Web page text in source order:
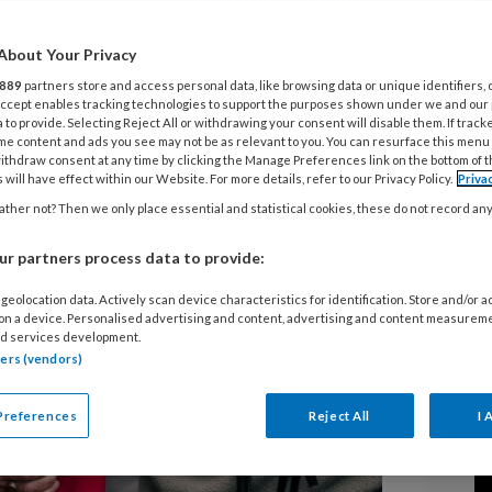
zorg
en hoe deze zorg wordt toegepast in
aandoening. Lees meer over het
nazorg.
Your Privacy
889 partners store and access personal data, like browsing data or unique identifiers,
enables tracking technologies to support the purposes shown under we and
to provide. Selecting Reject All or withdrawing your consent will disable them. If
content and ads you see may not be as relevant to you. You can resurface this
consent at any time by clicking the Manage Preferences link on the bottom of
will have effect within our Website. For more details, refer to our Privacy Policy.
not? Then we only place essential and statistical cookies, these do not record
partners process data to provide:
data. Actively scan device characteristics for identification. Store and/or
a device. Personalised advertising and content, advertising and content
services development.
(vendors)
Reject All I